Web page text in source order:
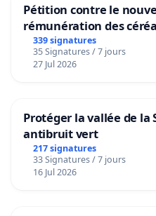
Pétition contre le
rémunération des
granum basé sur la
339 signatures
35 Signatures / 7 jours
27 Jul 2026
Protéger la vallée de la
antibruit vert
217 signatures
33 Signatures / 7 jours
16 Jul 2026